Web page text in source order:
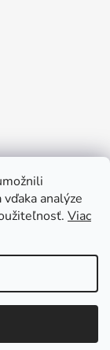
analýze
Viac
fenntartva.